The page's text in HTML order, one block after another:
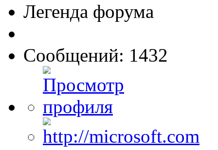
Легенда форума
Сообщений: 1432